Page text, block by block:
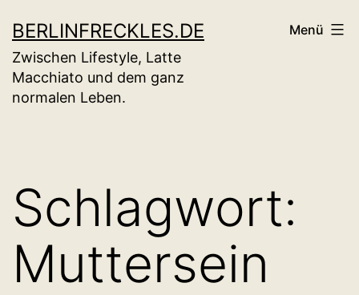
Inhalt
springen
BERLINFRECKLES.DE
Zwischen Lifestyle, Latte
Macchiato und dem ganz
normalen Leben.
Menü
Schlagwort:
Muttersein